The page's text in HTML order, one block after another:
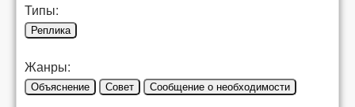
Типы:
Реплика
Жанры:
Объяснение Совет Сообщение о необходимости